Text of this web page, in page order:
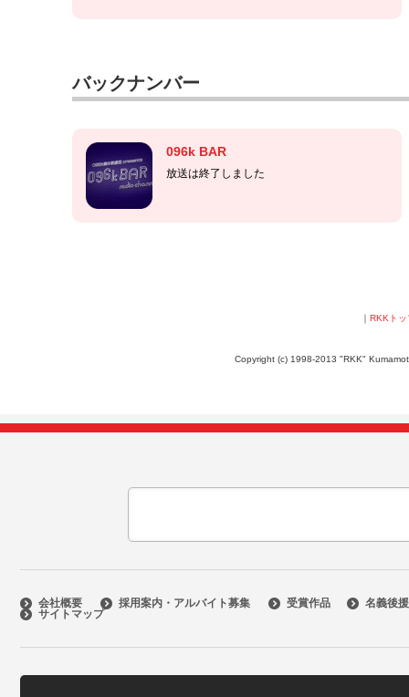
バックナンバー
096k BAR
放送は終了しました
｜ RKKトッ
Copyright (c) 1998-2013 "RKK"
会社概要 採用案内・アルバイト募集 受賞作品
名義後
サイトマップ